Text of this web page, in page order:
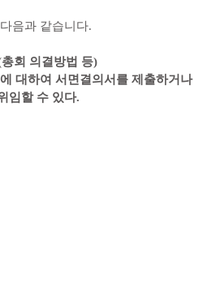
음과 같습니다.
회 의결방법 등)
대하여 서면결의서를 제출하거나
임할 수 있다.